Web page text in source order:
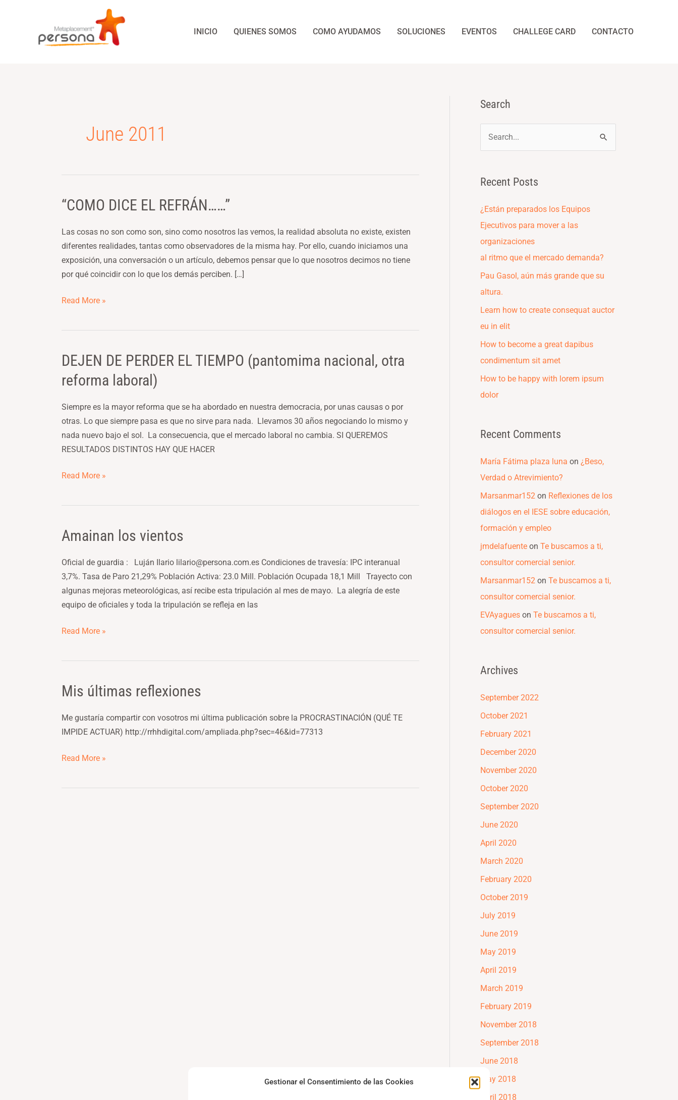
Gestionar el Consentimiento de las Cookies
INICIO QUIENES SOMOS COMO AYUDAMOS SOLUCIONES EVENTOS CHALLEGE CARD CONTACTO
June 2011
“COMO DICE EL REFRÁN……”
Las cosas no son como son, sino como nosotros las vemos, la realidad absoluta no existe, existen
diferentes realidades, tantas como observadores de la misma hay. Por ello, cuando iniciamos una
exposición, una conversación o un artículo, debemos pensar que lo que nosotros decimos no tiene
por qué coincidir con lo que los demás perciben. […]
“COMO
EL
REFRÁN……”
Read More »
DEJEN DE PERDER EL TIEMPO (pantomima nacional, otra
reforma laboral)
Siempre es la mayor reforma que se ha abordado en nuestra democracia, por unas causas o por
otras. Lo que siempre pasa es que no sirve para nada. Llevamos 30 años negociando lo mismo y
nada nuevo bajo el sol. La consecuencia, que el mercado laboral no cambia. SI QUEREMOS
RESULTADOS DISTINTOS HAY QUE HACER
DEJEN
PERDER
TIEMPO
(pantomima
reforma
Read More »
Amainan los vientos
Oficial de guardia : Luján Ilario lilario@persona.com.es Condiciones de travesía: IPC interanual
3,7%. Tasa de Paro 21,29% Población Activa: 23.0 Mill. Población Ocupada 18,1 Mill Trayecto con
algunas mejoras meteorológicas, así recibe esta tripulación al mes de mayo. La alegría de este
equipo de oficiales y toda la tripulación se refleja en las
Amainan
vientos
Read More »
Mis últimas reflexiones
Me gustaría compartir con vosotros mi última publicación sobre la PROCRASTINACIÓN (QUÉ TE
IMPIDE ACTUAR) http://rrhhdigital.com/ampliada.php?sec=46&id=77313
Mis
reflexiones
Read More »
Search
r
h
Recent Posts
¿Están preparados los Equipos
Ejecutivos para mover a las
organizaciones
al ritmo que el mercado demanda?
Pau Gasol, aún más grande que su
altura.
Learn how to create consequat auctor
eu in elit
How to become a great dapibus
condimentum sit amet
How to be happy with lorem ipsum
dolor
Recent Comments
María Fátima plaza luna on ¿Beso,
Verdad o Atrevimiento?
Marsanmar152 on Reflexiones de los
diálogos en el IESE sobre educación,
formación y empleo
jmdelafuente on Te buscamos a ti,
consultor comercial senior.
Marsanmar152 on Te buscamos a ti,
consultor comercial senior.
EVAyagues on Te buscamos a ti,
consultor comercial senior.
Archives
September 2022
October 2021
February 2021
December 2020
November 2020
October 2020
September 2020
June 2020
April 2020
March 2020
February 2020
October 2019
July 2019
June 2019
May 2019
April 2019
March 2019
February 2019
November 2018
September 2018
June 2018
May 2018
April 2018